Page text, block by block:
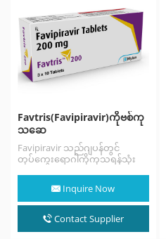
ហ្វីភីរ៉ាវីររារាំងការចម្លងមេរោគផ្តាសាយ A
និង…
Favtris(Favipiravir)ကိုဗစ်ကု
သဆေ
Favipiravir သည်ဂျပန်တွင်
တုပ်ကွေးရောဂါကိုကုသရန်သုံး
အခြားဗိုင်းရပ်စ်ကူးစက်မှုများကို
လည်းကုသရန်လေ့လာနေသည်။
Fabiravir သည် COVID-19 ကို
ဂျပန်၊ ရုရှား၊ တူရကီနှင့်အိန္ဒိယတို့
Inquire Now
Contact Supplier